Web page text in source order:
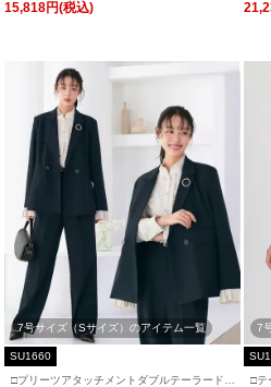
プ「PA1661」/ フォーマルパーティードレ
15,818円(税込)
「
7号サイズ（Sサイズ）のアイテム一覧
SU1660
□プリーツアタッチメントダブルテーラードス
7
□テ